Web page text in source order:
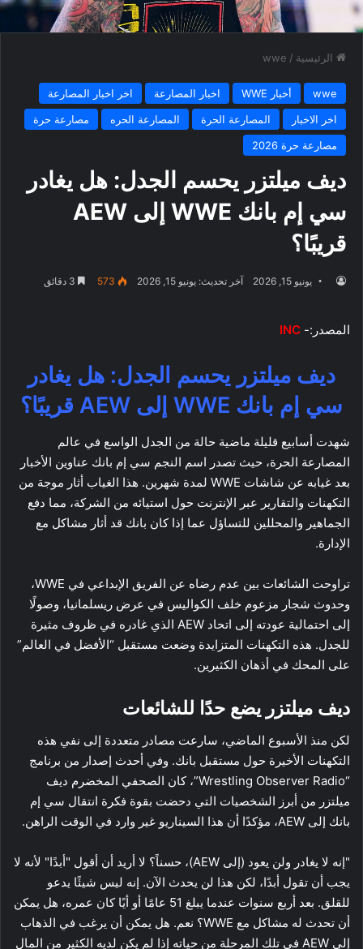
الرئيسية /
wwe
wwe أخبار WWE اخبار المصارعة
اخر اخبار المصارعة
اخر الاخبار
المصارعة الحرة المصارعة الحره
مصارعة حرة
مصارعة حرة 2026
ديف ميلتزر يحسم الجدل: هل يغادر
سي إم بانك WWE إلى AEW
قريبًا؟
يونيو 15, 2026 آخر تحديث: يونيو 15, 2026 573
المصدر:- INC
ديف ميلتزر يحسم الجدل: هل يغادر
سي إم بانك WWE إلى AEW قريبًا؟
شهدت أسابيع قليلة ماضية حالة من الجدل الواسع في عالم
المصارعة الحرة، حيث تصدر اسم النجم سي إم بانك عناوين الأخبار
بعد غيابه عن شاشات WWE لمدة شهرين. هذا الغياب أثار موجة من
التكهنات والتقارير عبر الإنترنت حول استيائه من الشركة، مما دفع
الجماهير والمحللين للتساؤل عما إذا كان بانك قد أثار مشاكل مع
الإدارة.
تراوحت الشائعات بين عدم رضاه عن الفريق الإبداعي في WWE،
وحدوث شجار مزعوم خلف الكواليس في عرض ريسلمانيا، وصولًا
إلى احتمالية عودته إلى اتحاد AEW الذي غادره في ظروف مثيرة
للجدل. هذه التكهنات المتزايدة وضعت مستقبل “الأفضل في العالم”
على المحك في أذهان الكثيرين.
ديف ميلتزر يضع حدًا للشائعات
لكن منذ الأسبوع الماضي، سارعت مصادر متعددة إلى نفي هذه
التكهنات الأخيرة حول مستقبل بانك. وفي أحدث إصدار من برنامج
“Wrestling Observer Radio”، كان الصحفي المخضرم ديف
ميلتزر من أبرز الشخصيات التي دحضت بقوة فكرة انتقال سي إم
بانك إلى AEW، مؤكدًا أن هذا السيناريو غير وارد في الوقت الراهن.
"إنه لا يغادر ولن يعود (إلى AEW)، حسناً؟ لا أريد أن أقول "أبدًا" لأنه لا
يجب أن تقول أبدًا، لكن هذا لن يحدث الآن. إنه ليس شيئًا يدعو
للقلق. بعد أربع سنوات عندما يبلغ 51 عامًا أو أيًا كان عمره، هل يمكن
أن تحدث له مشاكل مع WWE؟ نعم. هل يمكن أن يرغب في الذهاب
إلى AEW في تلك المرحلة من حياته إذا لم يكن لديه الكثير من المال